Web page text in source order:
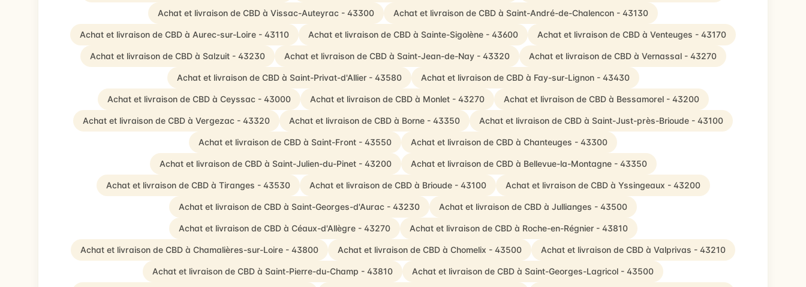
Achat et livraison de CBD à Vissac-Auteyrac - 43300 Achat et livraison de CBD à Saint-André-de-Chalencon - 43130
Achat et livraison de CBD à Aurec-sur-Loire - 43110 Achat et livraison de CBD à Sainte-Sigolène - 43600 Achat et livraison de CBD à Venteuges - 43170
Achat et livraison de CBD à Salzuit - 43230 Achat et livraison de CBD à Saint-Jean-de-Nay - 43320 Achat et livraison de CBD à Vernassal - 43270
Achat et livraison de CBD à Saint-Privat-d'Allier - 43580 Achat et livraison de CBD à Fay-sur-Lignon - 43430
Achat et livraison de CBD à Ceyssac - 43000 Achat et livraison de CBD à Monlet - 43270 Achat et livraison de CBD à Bessamorel - 43200
Achat et livraison de CBD à Vergezac - 43320 Achat et livraison de CBD à Borne - 43350 Achat et livraison de CBD à Saint-Just-près-Brioude - 43100
Achat et livraison de CBD à Saint-Front - 43550 Achat et livraison de CBD à Chanteuges - 43300
Achat et livraison de CBD à Saint-Julien-du-Pinet - 43200 Achat et livraison de CBD à Bellevue-la-Montagne - 43350
Achat et livraison de CBD à Tiranges - 43530 Achat et livraison de CBD à Brioude - 43100 Achat et livraison de CBD à Yssingeaux - 43200
Achat et livraison de CBD à Saint-Georges-d'Aurac - 43230 Achat et livraison de CBD à Jullianges - 43500
Achat et livraison de CBD à Céaux-d'Allègre - 43270 Achat et livraison de CBD à Roche-en-Régnier - 43810
Achat et livraison de CBD à Chamalières-sur-Loire - 43800 Achat et livraison de CBD à Chomelix - 43500 Achat et livraison de CBD à Valprivas - 43210
Achat et livraison de CBD à Saint-Pierre-du-Champ - 43810 Achat et livraison de CBD à Saint-Georges-Lagricol - 43500